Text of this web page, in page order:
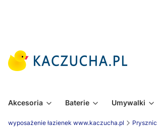
Akcesoria Baterie Umywalki
wyposażenie łazienek www.kaczucha.pl Prysznic